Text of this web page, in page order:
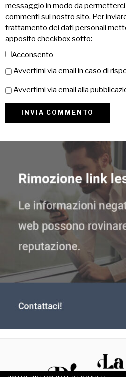
messaggio in modo da
commenti sul nostro sito. Per
trattamento dei dati personali
apposito checkbox sotto:
Acconsento
Avvertimi via email in caso di
Avvertimi via email alla